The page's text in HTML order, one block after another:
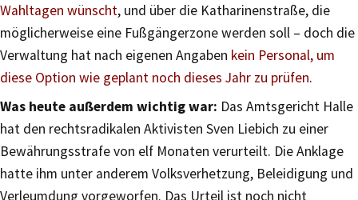
Wahltagen wünscht, und über die Katharinenstraße, die
möglicherweise eine Fußgängerzone werden soll – doch die
Verwaltung hat nach eigenen Angaben kein Personal, um
diese Option wie geplant noch dieses Jahr zu prüfen.
Was heute außerdem wichtig war: Das Amtsgericht Halle
hat den rechtsradikalen Aktivisten Sven Liebich zu einer
Bewährungsstrafe von elf Monaten verurteilt. Die Anklage
hatte ihm unter anderem Volksverhetzung, Beleidigung und
Verleumdung vorgeworfen. Das Urteil ist noch nicht